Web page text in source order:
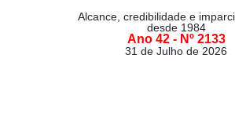
Alcance, credibilidade e
desde 1984
Ano 42 - Nº 2133
31 de Julho de 2026